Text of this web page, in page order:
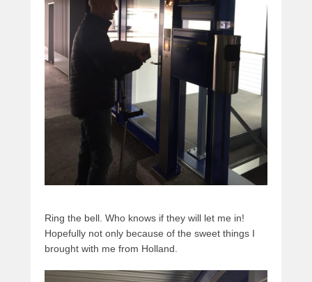
Ring the bell. Who knows if they will let me in!
Hopefully not only because of the sweet things I
brought with me from Holland.